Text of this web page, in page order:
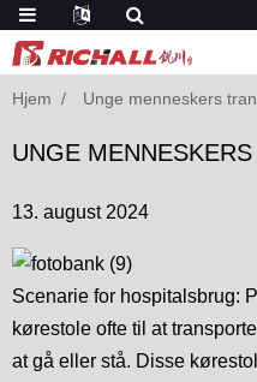
Hjem Unge menneskers
UNGE
13. august 2024
Scenarie for hospitalsbrug:
kørestole ofte til at
at gå eller stå. Disse